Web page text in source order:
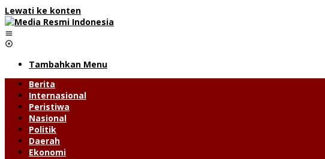
Lewati ke konten
Tambahkan Menu
Berita
Internasional
Peristiwa
Nasional
Politik
Daerah
Ekonomi